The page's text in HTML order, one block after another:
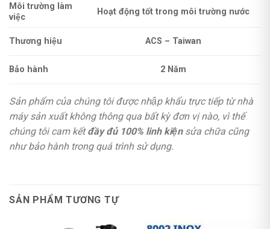
Môi trường làm
việc
Hoạt động tốt trong môi trường nước
Thương hiệu ACS – Taiwan
Bảo hành 2 Năm
Sản phẩm của chúng tôi được nhập khẩu trực tiếp từ nhà
máy sản xuất không thông qua bất kỳ đơn vị nào, vì thế
chúng tôi cam kếtđầy đủ 100% linh kiệnsửa chữa cũng
như bảo hành trong quá trình sử dụng.
SẢN PHẨM TƯƠNG TỰ